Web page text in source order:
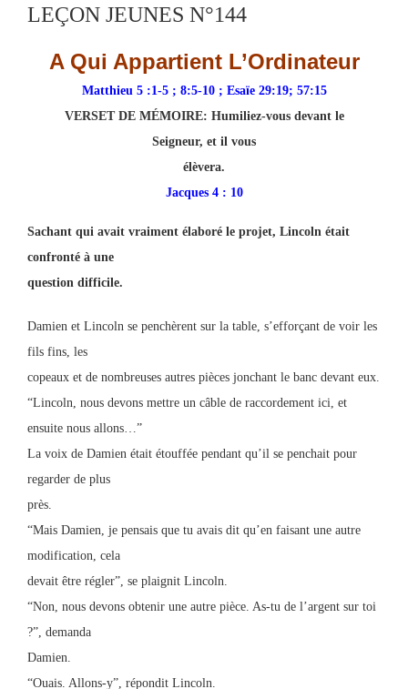
LEÇON JEUNES N°144
A Qui Appartient L’Ordinateur
Matthieu 5 :1-5 ; 8:5-10 ; Esaïe 29:19; 57:15
VERSET DE MÉMOIRE: Humiliez-vous devant le
Seigneur, et il vous
élèvera.
Jacques 4 : 10
Sachant qui avait vraiment élaboré le projet, Lincoln était
confronté à une
question difficile.
Damien et Lincoln se penchèrent sur la table, s’efforçant de voir les
fils fins, les
copeaux et de nombreuses autres pièces jonchant le banc devant eux.
“Lincoln, nous devons mettre un câble de raccordement ici, et
ensuite nous allons…”
La voix de Damien était étouffée pendant qu’il se penchait pour
regarder de plus
près.
“Mais Damien, je pensais que tu avais dit qu’en faisant une autre
modification, cela
devait être régler”, se plaignit Lincoln.
“Non, nous devons obtenir une autre pièce. As-tu de l’argent sur toi
?”, demanda
Damien.
“Ouais. Allons-y”, répondit Lincoln.